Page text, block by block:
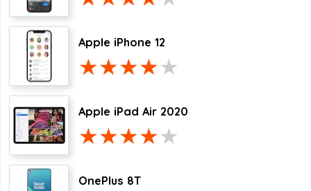
Apple iPhone 12
Apple iPad Air 2020
OnePlus 8T